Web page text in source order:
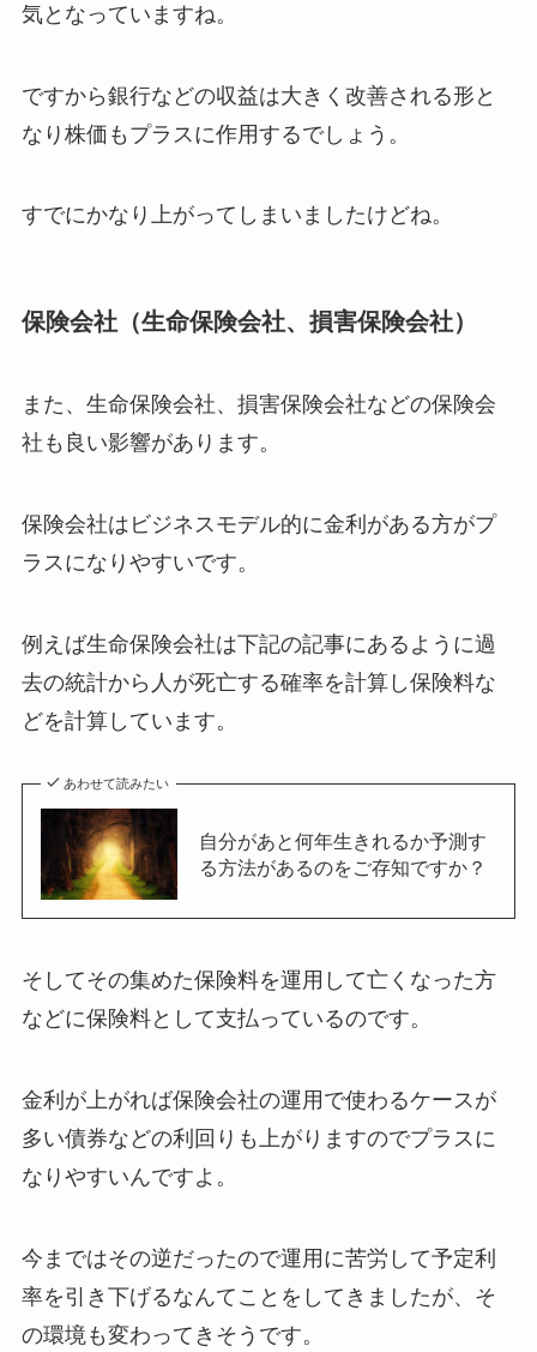
気となっていますね。
ですから銀行などの収益は大きく改善される形と
なり株価もプラスに作用するでしょう。
すでにかなり上がってしまいましたけどね。
保険会社（生命保険会社、損害保険会社）
また、生命保険会社、損害保険会社などの保険会
社も良い影響があります。
保険会社はビジネスモデル的に金利がある方がプ
ラスになりやすいです。
例えば生命保険会社は下記の記事にあるように過
去の統計から人が死亡する確率を計算し保険料な
どを計算しています。
あわせて読みたい
自分があと何年生きれるか予測す
る方法があるのをご存知ですか？
そしてその集めた保険料を運用して亡くなった方
などに保険料として支払っているのです。
金利が上がれば保険会社の運用で使わるケースが
多い債券などの利回りも上がりますのでプラスに
なりやすいんですよ。
今まではその逆だったので運用に苦労して予定利
率を引き下げるなんてことをしてきましたが、そ
の環境も変わってきそうです。